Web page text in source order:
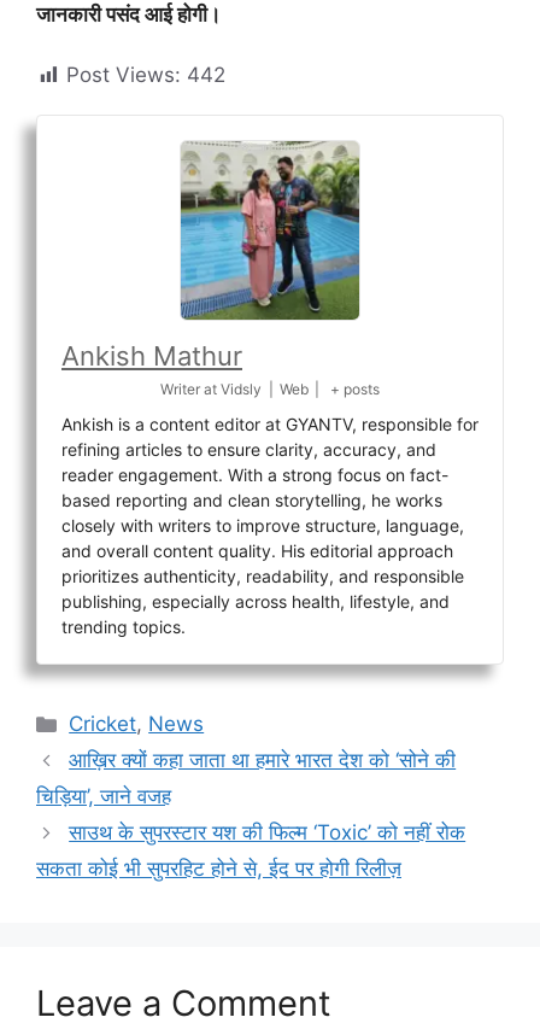
जानकारी पसंद आई होगी।
Post Views: 442
Ankish Mathur
Writer at Vidsly Web + posts
Ankish is a content editor at GYANTV, responsible for
refining articles to ensure clarity, accuracy, and
reader engagement. With a strong focus on fact-
based reporting and clean storytelling, he works
closely with writers to improve structure, language,
and overall content quality. His editorial approach
prioritizes authenticity, readability, and responsible
publishing, especially across health, lifestyle, and
trending topics.
Categories
Cricket, News
आख़िर क्यों कहा जाता था हमारे भारत देश को ‘सोने की
चिड़िया’, जाने वजह
साउथ के सुपरस्टार यश की फिल्म ‘Toxic’ को नहीं रोक
सकता कोई भी सुपरहिट होने से, ईद पर होगी रिलीज़
Leave a Comment